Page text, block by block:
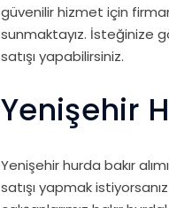
güvenilir hizmet için
sunmaktayız. İsteğinize
satışı yapabilirsiniz.
Yenişehir
Yenişehir hurda bakır
satışı yapmak